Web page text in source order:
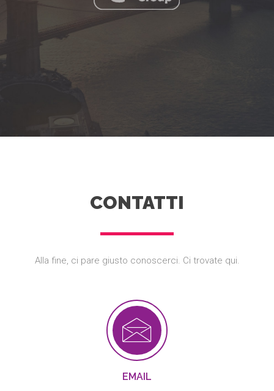
CONTATTI
Alla fine, ci pare giusto conoscerci. Ci trovate qui.
EMAIL